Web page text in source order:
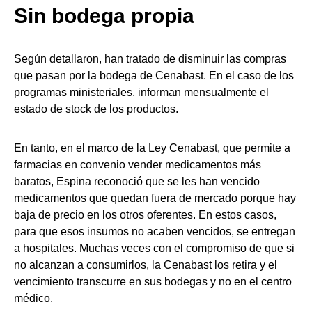
Sin bodega propia
Según detallaron, han tratado de disminuir las compras
que pasan por la bodega de Cenabast. En el caso de los
programas ministeriales, informan mensualmente el
estado de stock de los productos.
En tanto, en el marco de la Ley Cenabast, que permite a
farmacias en convenio vender medicamentos más
baratos, Espina reconoció que se les han vencido
medicamentos que quedan fuera de mercado porque hay
baja de precio en los otros oferentes. En estos casos,
para que esos insumos no acaben vencidos, se entregan
a hospitales. Muchas veces con el compromiso de que si
no alcanzan a consumirlos, la Cenabast los retira y el
vencimiento transcurre en sus bodegas y no en el centro
médico.